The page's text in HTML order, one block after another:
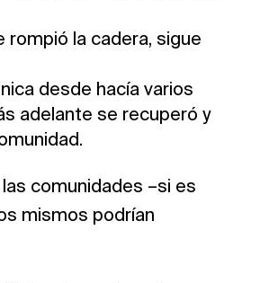
rompió la cadera, sigue
desde hacía varios
adelante se recuperó y
comunidades –si es
mismos podrían